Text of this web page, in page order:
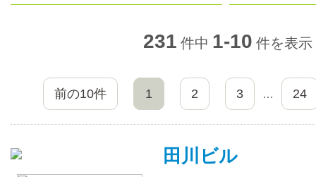
231 件中 1-10 件を表示
前の10件 1 2 3 … 24
田川ビル